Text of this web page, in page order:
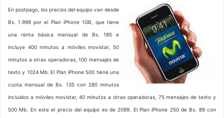
En postpago, los precios del equipo van desde
Bs. 1.999 por el Plan iPhone 1GB, que tiene
una renta básica mensual de Bs. 185 e
incluye 400 minutos a móviles movistar, 50
minutos a otras operadoras, 100 mensajes de
texto y 1024 Mb. El Plan iPhone 500 tiene una
cuota mensual de Bs. 135 con 280 minutos
incluidos a móviles movistar, 40 minutos a otras operadoras, 75 mensajes de texto y
500 Mb. En este el precio del equipo es de 2099. El Plan iPhone 250 de Bs. 89 con